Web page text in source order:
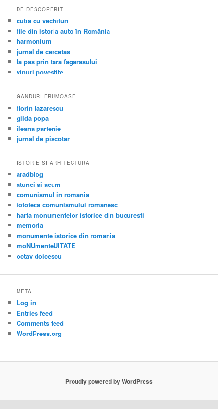
DE DESCOPERIT
cutia cu vechituri
file din istoria auto în România
harmonium
jurnal de cercetas
la pas prin tara fagarasului
vinuri povestite
GANDURI FRUMOASE
florin lazarescu
gilda popa
ileana partenie
jurnal de piscotar
ISTORIE SI ARHITECTURA
aradblog
atunci si acum
comunismul in romania
fototeca comunismului romanesc
harta monumentelor istorice din bucuresti
memoria
monumente istorice din romania
moNUmenteUITATE
octav doicescu
META
Log in
Entries feed
Comments feed
WordPress.org
Proudly powered by WordPress